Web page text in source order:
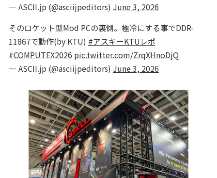
— ASCII.jp (@asciijpeditors) June 3, 2026
そのロケット型Mod PCの裏側。極冷にする事でDDR-
11867で動作(by KTU) #アスキーKTUレポ
#COMPUTEX2026 pic.twitter.com/ZrqXHnoDjQ
— ASCII.jp (@asciijpeditors) June 3, 2026